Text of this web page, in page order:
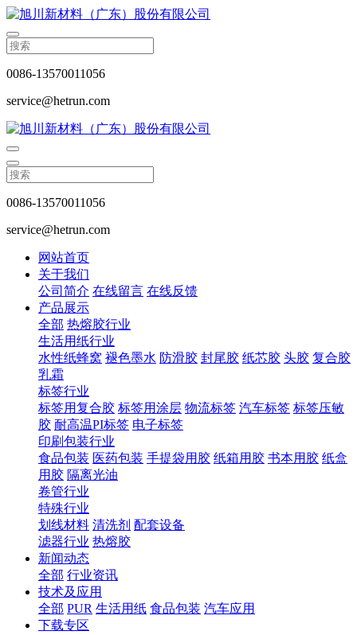
0086-13570011056
service@hetrun.com
0086-13570011056
service@hetrun.com
网站首页
关于我们
公司简介 在线留言 在线反馈
产品展示
全部 热熔胶行业
生活用纸行业
水性纸蜂窝 褪色墨水 防滑胶 封尾胶 纸芯胶 头胶 复合胶
乳霜
标签行业
标签用复合胶 标签用涂层 物流标签 汽车标签 标签压敏
胶 耐高温PI标签 电子标签
印刷包装行业
食品包装 医药包装 手提袋用胶 纸箱用胶 书本用胶 纸盒
用胶 隔离光油
卷管行业
特殊行业
划线材料 清洗剂 配套设备
滤器行业 热熔胶
新闻动态
全部 行业资讯
技术及应用
全部 PUR 生活用纸 食品包装 汽车应用
下载专区